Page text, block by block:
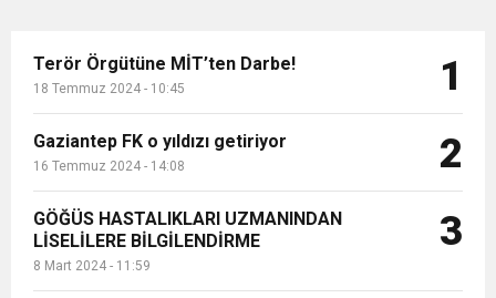
Terör Örgütüne MİT’ten Darbe!
18 Temmuz 2024 - 10:45 1
Gaziantep FK o yıldızı getiriyor
16 Temmuz 2024 - 14:08 2
GÖĞÜS HASTALIKLARI UZMANINDAN
LİSELİLERE BİLGİLENDİRME
8 Mart 2024 - 11:59
3